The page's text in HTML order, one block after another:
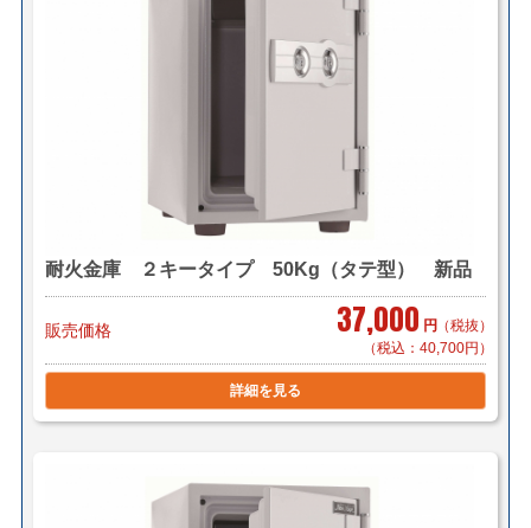
耐火金庫 ２キータイプ 50Kg（タテ型） 新品
販売価格 37,000 円 （税抜）
（税込：40,700円）
詳細を見る